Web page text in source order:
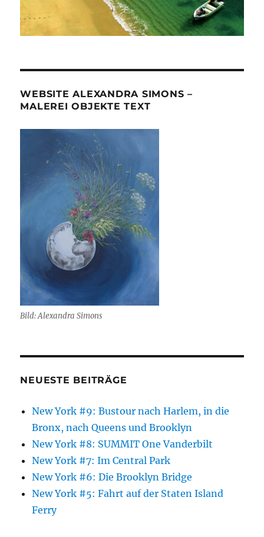
WEBSITE ALEXANDRA SIMONS –
MALEREI OBJEKTE TEXT
Bild: Alexandra Simons
NEUESTE BEITRÄGE
New York #9: Bustour nach Harlem, in die
Bronx, nach Queens und Brooklyn
New York #8: SUMMIT One Vanderbilt
New York #7: Im Central Park
New York #6: Die Brooklyn Bridge
New York #5: Fahrt auf der Staten Island
Ferry